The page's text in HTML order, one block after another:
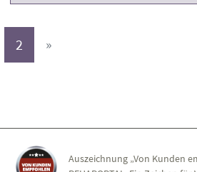
(aktiv)
2 (aktiv)
»
Auszeichnung „Von Kunden